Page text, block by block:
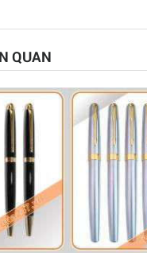
QUAN